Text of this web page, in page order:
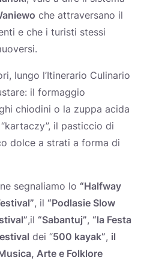
che attraversano il
e che i turisti stessi
lungo l’Itinerario Culinario
il formaggio
chiodini o la zuppa acida
il pasticcio di
dolce a strati a forma di
segnaliamo lo “Halfway
, il “Podlasie Slow
,il “Sabantuj”, “la Festa
dei “500 kayak”, il
Arte e Folklore